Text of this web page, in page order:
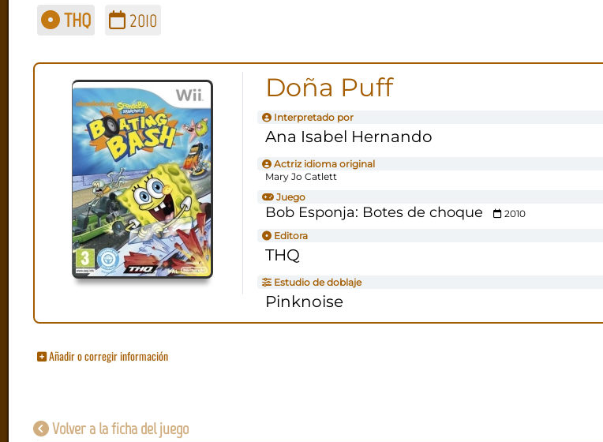
THQ 2010
Doña Puff
Interpretado por
Ana Isabel Hernando
Actriz idioma original
Mary Jo Catlett
Juego
Bob Esponja: Botes de choque
2010
Editora
THQ
Estudio de doblaje
Pinknoise
Añadir o corregir información
Volver a la ficha del juego